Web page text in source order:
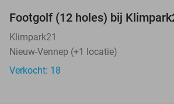
NEW
TODAY
Footgolf (12 holes) bij
Klimpark21
Nieuw-Vennep (+1 locatie)
Verkocht: 18